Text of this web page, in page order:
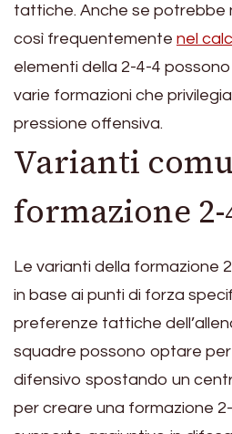
tattiche. Anche se potrebbe
così frequentemente nel
elementi della 2-4-4
varie formazioni che
pressione offensiva.
Varianti
formazione 2-
Le varianti della formazione
in base ai punti di forza
preferenze tattiche
squadre possono optare
difensivo spostando un
per creare una formazione